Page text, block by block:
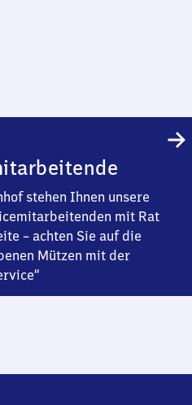
stehen Ihnen unsere
mit Rat
– achten Sie auf die
Mützen mit der